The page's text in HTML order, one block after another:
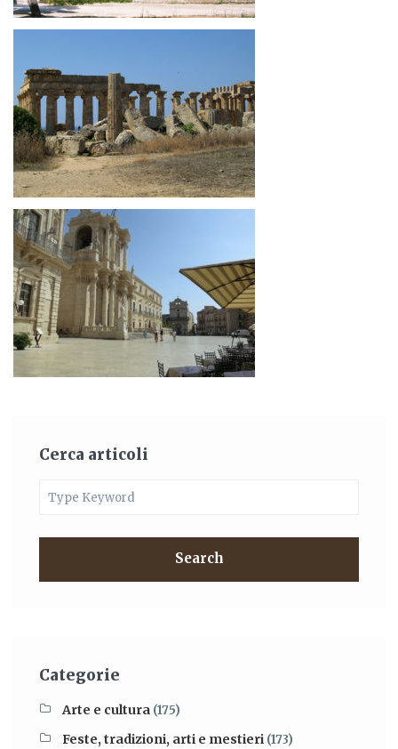
Cerca articoli
Search
Categorie
Arte e cultura (175)
Feste, tradizioni, arti e mestieri (173)